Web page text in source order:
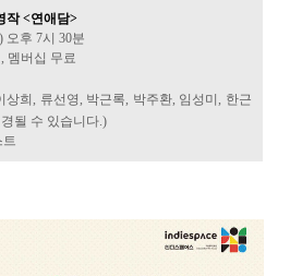
작 <연애담>
오후 7시 30분
멤버십 무료
상희, 류선영, 박근록, 박주환, 임성미, 한근
될 수 있습니다.)